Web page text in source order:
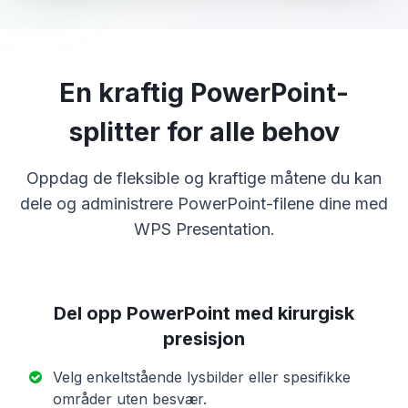
En kraftig PowerPoint-
splitter for alle behov
Oppdag de fleksible og kraftige måtene du kan
dele og administrere PowerPoint-filene dine med
WPS Presentation.
Del opp PowerPoint med kirurgisk
presisjon
Velg enkeltstående lysbilder eller spesifikke
områder uten besvær.